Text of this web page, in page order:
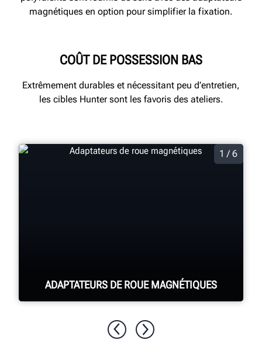
magnétiques en option pour simplifier la fixation.
COÛT DE POSSESSION BAS
Extrêmement durables et nécessitant peu d’entretien,
les cibles Hunter sont les favoris des ateliers.
1 / 6
ADAPTATEURS DE ROUE MAGNÉTIQUES